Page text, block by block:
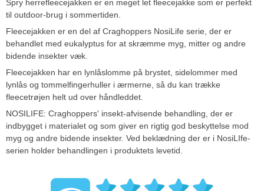
Spry herrefleecejakken er en meget let fleecejakke som er perfekt
til outdoor-brug i sommertiden.
Fleecejakken er en del af Craghoppers NosiLife serie, der er
behandlet med eukalyptus for at skræmme myg, mitter og andre
bidende insekter væk.
Fleecejakken har en lynlåslomme på brystet, sidelommer med
lynlås og tommelfingerhuller i ærmerne, så du kan trække
fleecetrøjen helt ud over håndleddet.
NOSILIFE: Craghoppers' insekt-afvisende behandling, der er
indbygget i materialet og som giver en rigtig god beskyttelse mod
myg og andre bidende insekter. Ved beklædning der er i NosiLIfe-
serien holder behandlingen i produktets levetid.